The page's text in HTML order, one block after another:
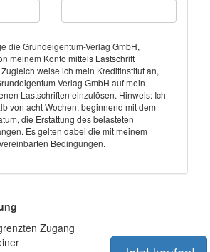
die Grundeigentum-Verlag GmbH,
meinem Konto mittels Lastschrift
weise ich mein Kreditinstitut an,
Verlag GmbH auf mein
Lastschriften einzulösen. Hinweis: Ich
von acht Wochen, beginnend mit dem
die Erstattung des belasteten
Es gelten dabei die mit meinem
Bedingungen.
Zugang